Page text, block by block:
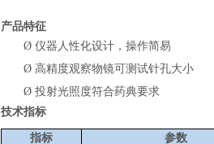
产品特征
Ø 仪器人性化设计，操作简易
Ø 高精度观察物镜可测试针孔大小
Ø 投射光照度符合药典要求
技术指标
指标
参数